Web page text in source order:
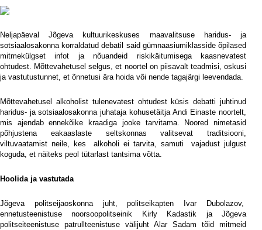
Neljapäeval Jõgeva kultuurikeskuses maavalitsuse haridus- ja
sotsiaalosakonna korraldatud debatil said gümnaasiumiklasside õpilased
mitmekülgset infot ja nõuandeid riskikäitumisega kaasnevatest
ohtudest. Mõttevahetusel selgus, et noortel on piisavalt teadmisi, oskusi
ja vastutustunnet, et õnnetusi ära hoida või nende tagajärgi leevendada.
Mõttevahetusel alkoholist tulenevatest ohtudest küsis debatti juhtinud
haridus- ja sotsiaalosakonna juhataja kohusetäitja Andi Einaste noortelt,
mis ajendab ennekõike kraadiga jooke tarvitama. Noored nimetasid
põhjustena eakaaslaste seltskonnas valitsevat traditsiooni,
viltuvaatamist neile, kes
alkoholi ei tarvita, samuti
vajadust julgust
koguda, et näiteks peol tütarlast tantsima võtta.
Hoolida ja vastutada
Jõgeva politseijaoskonna juht, politseikapten Ivar Dubolazov,
ennetusteenistuse noorsoopolitseinik Kirly Kadastik ja Jõgeva
politseiteenistuse patrullteenistuse välijuht Alar Sadam tõid mitmeid